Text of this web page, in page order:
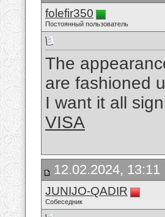
folefir350
Постоянный пользователь
The
are fashioned
I want it all
VISA
12.02.2024, 13:11
JUNIJO-QADIR
Собеседник